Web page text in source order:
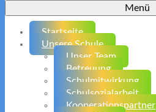
Menü
Startseite
Unsere Schule
Unser Team
Betreuung
Schulmitwirkung
Schulsozialarbeit
Kooperationspartner